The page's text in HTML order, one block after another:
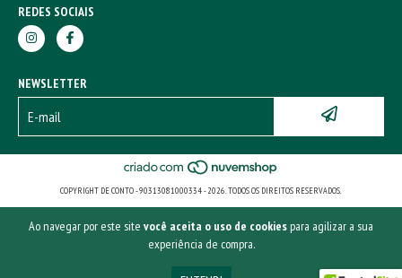
Ao navegar por este site você aceita o uso de cookiespara agilizar a sua
experiência de compra.
REDES SOCIAIS
NEWSLETTER
COPYRIGHT DE CONTO - 90313081000334 - 2026. TODOS OS DIREITOS RESERVADOS.